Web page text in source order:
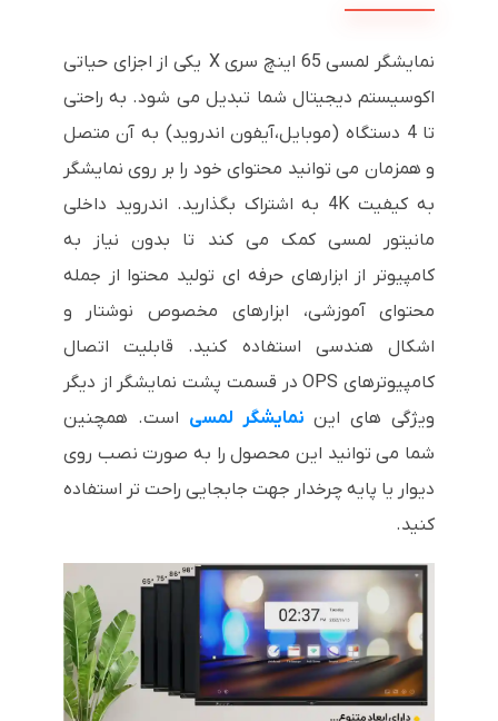
نمایشگر لمسی 65 اینچ سری X یکی از اجزای حیاتی
اکوسیستم دیجیتال شما تبدیل می شود. به راحتی
تا 4 دستگاه (موبایل،آیفون اندروید) به آن متصل
و همزمان می توانید محتوای خود را بر روی نمایشگر
به کیفیت 4K به اشتراک بگذارید. اندروید داخلی
مانیتور لمسی کمک می کند تا بدون نیاز به
کامپیوتر از ابزارهای حرفه ای تولید محتوا از جمله
محتوای آموزشی، ابزارهای مخصوص نوشتار و
اشکال هندسی استفاده کنید. قابلیت اتصال
کامپیوترهای OPS در قسمت پشت نمایشگر از دیگر
ویژگی های این نمایشگر لمسی است. همچنین
شما می توانید این محصول را به صورت نصب روی
دیوار یا پایه چرخدار جهت جابجایی راحت تر استفاده
کنید.